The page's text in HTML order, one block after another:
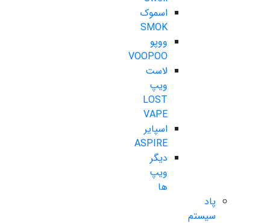
اسموک
SMOK
ووپو
VOOPOO
لاست
ویپ
LOST
VAPE
اسپایر
ASPIRE
دیگر
ویپ
ها
پاد
سیستم